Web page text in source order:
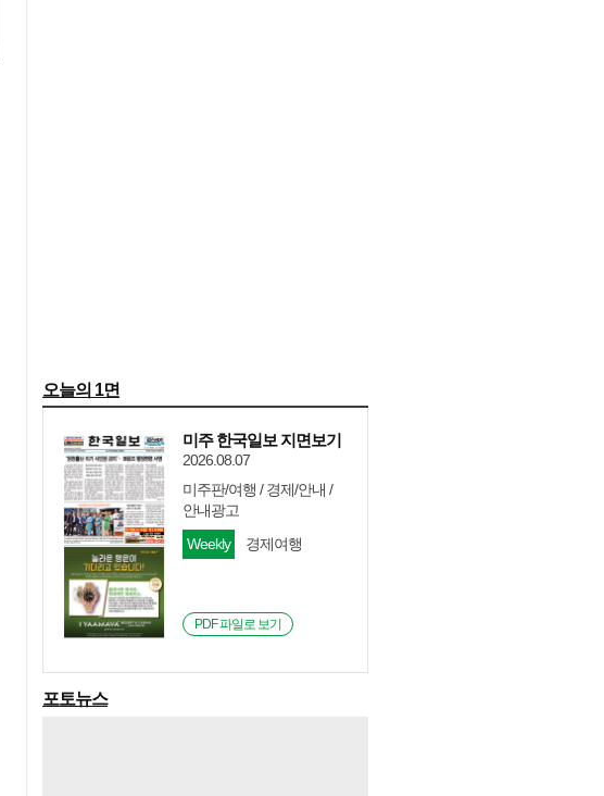
오늘의 1면
미주 한국일보 지면보기
2026.08.07
미주판/여행 / 경제/안내 /
안내광고
Weekly
경제여행
PDF 파일로 보기
포토뉴스